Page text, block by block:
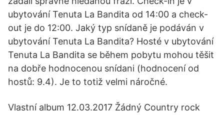
ubytování Tenuta La Bandita od 14:00 a check-
out je do 12:00. Jaký typ snídaně je podáván v
ubytování Tenuta La Bandita? Hosté v ubytování
Tenuta La Bandita se během pobytu mohou těšit
na dobře hodnocenou snídani (hodnocení od
hostů: 9.4). Je to totiž velmi náročné.
Vlastní album 12.03.2017 Žádný Country rock